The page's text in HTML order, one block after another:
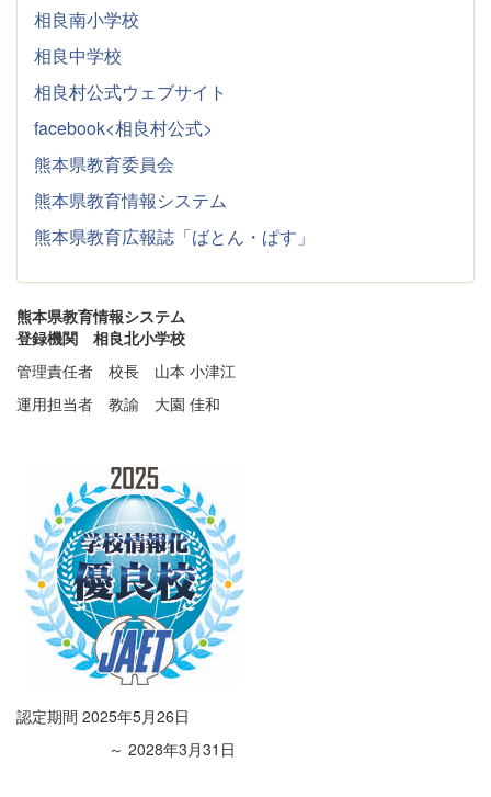
相良南小学校
相良中学校
相良村公式ウェブサイト
facebook<相良村公式>
熊本県教育委員会
熊本県教育情報システム
熊本県教育広報誌「ばとん・ぱす」
熊本県教育情報システム
登録機関 相良北小学校
管理責任者 校長 山本 小津江
運用担当者 教諭 大園 佳和
認定期間 2025年5月26日
～ 2028年3月31日